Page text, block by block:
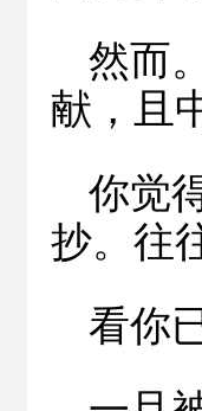
然而
献，且
你觉
抄。往
看你